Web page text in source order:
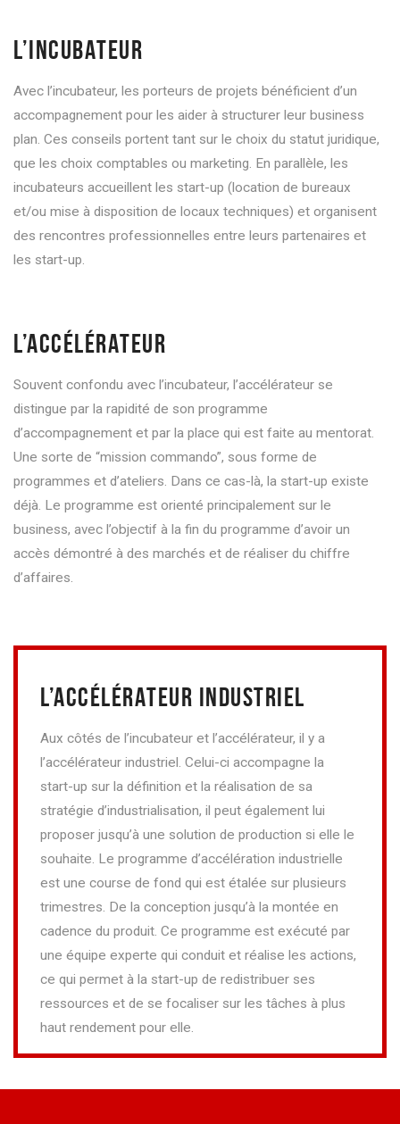
L’INCUBATEUR
Avec l’incubateur, les porteurs de projets bénéficient d’un
accompagnement pour les aider à structurer leur business
plan. Ces conseils portent tant sur le choix du statut juridique,
que les choix comptables ou marketing. En parallèle, les
incubateurs accueillent les start-up (location de bureaux
et/ou mise à disposition de locaux techniques) et organisent
des rencontres professionnelles entre leurs partenaires et
les start-up.
L’ACCÉLÉRATEUR
Souvent confondu avec l’incubateur, l’accélérateur se
distingue par la rapidité de son programme
d’accompagnement et par la place qui est faite au mentorat.
Une sorte de “mission commando”, sous forme de
programmes et d’ateliers. Dans ce cas-là, la start-up existe
déjà. Le programme est orienté principalement sur le
business, avec l’objectif à la fin du programme d’avoir un
accès démontré à des marchés et de réaliser du chiffre
d’affaires.
L’ACCÉLÉRATEUR INDUSTRIEL
Aux côtés de l’incubateur et l’accélérateur, il y a
l’accélérateur industriel. Celui-ci accompagne la
start-up sur la définition et la réalisation de sa
stratégie d’industrialisation, il peut également lui
proposer jusqu’à une solution de production si elle le
souhaite. Le programme d’accélération industrielle
est une course de fond qui est étalée sur plusieurs
trimestres. De la conception jusqu’à la montée en
cadence du produit. Ce programme est exécuté par
une équipe experte qui conduit et réalise les actions,
ce qui permet à la start-up de redistribuer ses
ressources et de se focaliser sur les tâches à plus
haut rendement pour elle.